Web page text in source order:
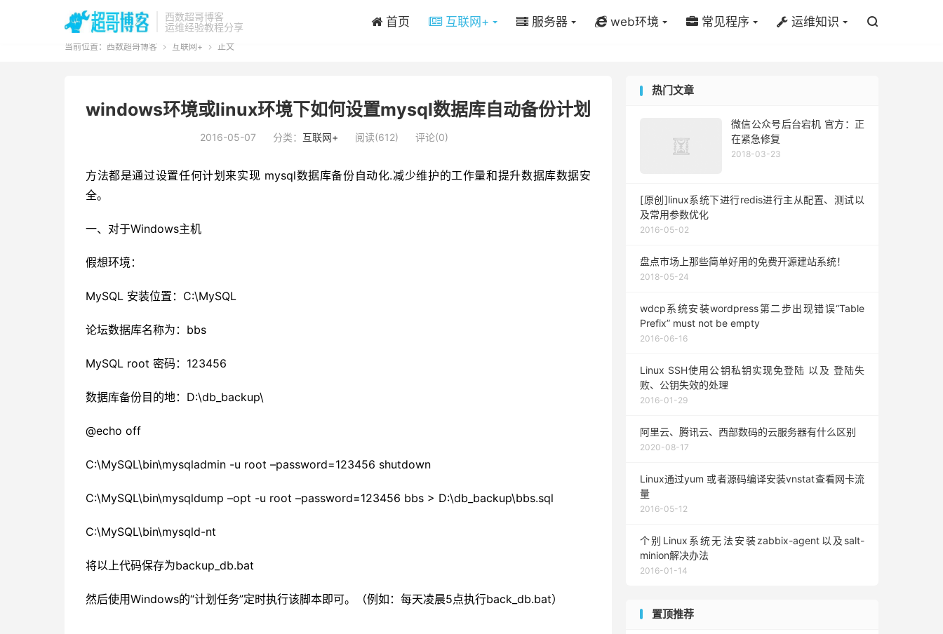
西数超哥博客
运维经验教程分享
首页 互联网+ 服务器 web环境 常见程序 运维知识 
当前位置： 西数超哥博客  互联网+  正文
windows环境或linux环境下如何设置mysql数据库自动备份计划
2016-05-07 分类： 互联网+ 阅读(612) 评论(0)
方法都是通过设置任何计划来实现 mysql数据库备份自动化.减少维护的工作量和提升数据库数据安
全。
一、对于Windows主机
假想环境：
MySQL 安装位置：C:\MySQL
论坛数据库名称为：bbs
MySQL root 密码：123456
数据库备份目的地：D:\db_backup\
@echo off
C:\MySQL\bin\mysqladmin -u root –password=123456 shutdown
C:\MySQL\bin\mysqldump –opt -u root –password=123456 bbs > D:\db_backup\bbs.sql
C:\MySQL\bin\mysqld-nt
将以上代码保存为backup_db.bat
然后使用Windows的“计划任务”定时执行该脚本即可。（例如：每天凌晨5点执行back_db.bat）
热门文章
微信公众号后台宕机 官方：正
在紧急修复
2018-03-23
[原创]linux系统下进行redis进行主从配置、测试以
及常用参数优化
2016-05-02
盘点市场上那些简单好用的免费开源建站系统！
2018-05-24
wdcp系统安装wordpress第二步出现错误“Table
Prefix” must not be empty
2016-06-16
Linux SSH使用公钥私钥实现免登陆 以及 登陆失
败、公钥失效的处理
2016-01-29
阿里云、腾讯云、西部数码的云服务器有什么区别
2020-08-17
Linux通过yum 或者源码编译安装vnstat查看网卡流
量
2016-05-12
个别Linux系统无法安装zabbix-agent以及salt-
minion解决办法
2016-01-14
置顶推荐